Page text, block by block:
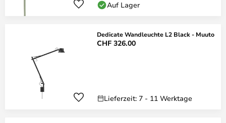
Auf Lager
Dedicate Wandleuchte L2 Black - Muuto
CHF 326.00
Lieferzeit: 7 - 11 Werktage